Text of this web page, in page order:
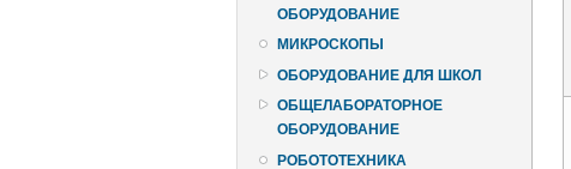
ОБОРУДОВАНИЕ
МИКРОСКОПЫ
ОБОРУДОВАНИЕ ДЛЯ ШКОЛ
ОБЩЕЛАБОРАТОРНОЕ
ОБОРУДОВАНИЕ
РОБОТОТЕХНИКА